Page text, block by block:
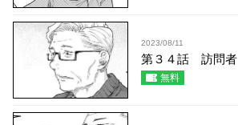
2023/08/11
第３４話 訪問者
無料